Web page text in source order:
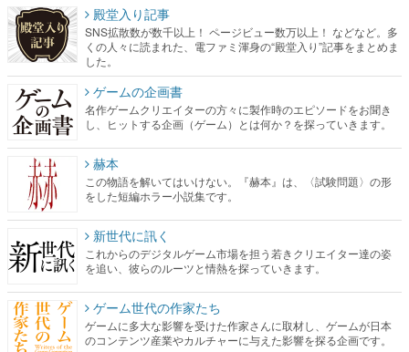
殿堂入り記事
SNS拡散数が数千以上！ ページビュー数万以上！ などなど。多
くの人々に読まれた、電ファミ渾身の“殿堂入り”記事をまとめま
した。
ゲームの企画書
名作ゲームクリエイターの方々に製作時のエピソードをお聞き
し、ヒットする企画（ゲーム）とは何か？を探っていきます。
赫本
この物語を解いてはいけない。『赫本』は、〈試験問題〉の形
をした短編ホラー小説集です。
新世代に訊く
これからのデジタルゲーム市場を担う若きクリエイター達の姿
を追い、彼らのルーツと情熱を探っていきます。
ゲーム世代の作家たち
ゲームに多大な影響を受けた作家さんに取材し、ゲームが日本
のコンテンツ産業やカルチャーに与えた影響を探る企画です。